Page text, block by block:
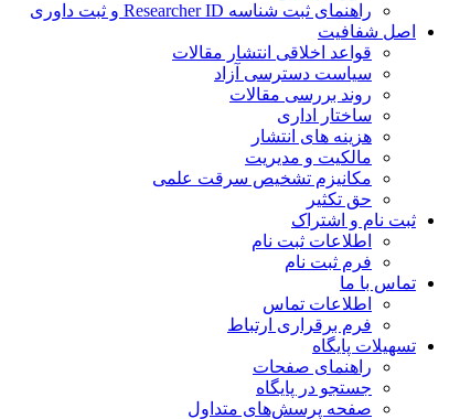
راهنمای ثبت شناسه Researcher ID و ثبت داوری
اصل شفافیت
قواعد اخلاقی انتشار مقالات
سیاست دسترسی آزاد
روند بررسی مقالات
ساختار اداری
هزینه های انتشار
مالکیت و مدیریت
ﻣﮑﺎﻧﯿﺰم ﺗﺸﺨﯿﺺ ﺳﺮﻗﺖ ﻋﻠﻤﯽ
حق تکثیر
ثبت نام و اشتراک
اطلاعات ثبت نام
فرم ثبت نام
تماس با ما
اطلاعات تماس
فرم برقراری ارتباط
تسهیلات پایگاه
راهنمای صفحات
جستجو در پایگاه
صفحه پرسش‌های متداول